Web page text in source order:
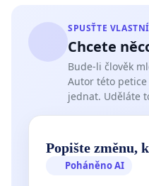
SPUSŤTE
Chcete
Bude-li člověk
Autor této
jednat. Uděláte
Popište změnu,
Poháněno AI